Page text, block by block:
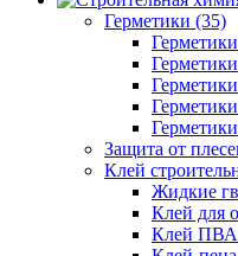
Герметики (35)
Защита от
Клей
Жидкие
Клей для
Клей ПВА